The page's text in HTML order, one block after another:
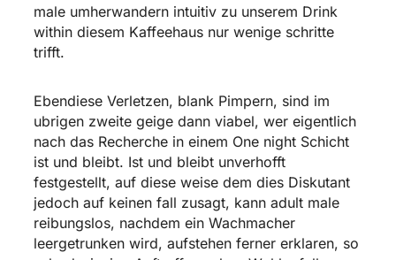
male umherwandern intuitiv zu unserem Drink
within diesem Kaffeehaus nur wenige schritte
trifft.
Ebendiese Verletzen, blank Pimpern, sind im
ubrigen zweite geige dann viabel, wer eigentlich
nach das Recherche in einem One night Schicht
ist und bleibt. Ist und bleibt unverhofft
festgestellt, auf diese weise dem dies Diskutant
jedoch auf keinen fall zusagt, kann adult male
reibungslos, nachdem ein Wachmacher
leergetrunken wird, aufstehen ferner erklaren, so